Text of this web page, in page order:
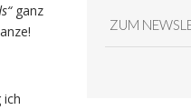
ganz
ich
ZUM